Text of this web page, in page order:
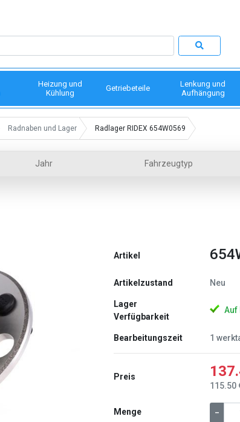
Heizung und
Kühlung
Getriebeteile
Lenkung und
Aufhängung
Radnaben und Lager Radlager RIDEX 654W0569
Jahr Fahrzeugtyp
Artikel
Artikelzustand Neu
Lager
Verfügbarkeit
Auf
Bearbeitungszeit 1
Preis
115.50
Menge –